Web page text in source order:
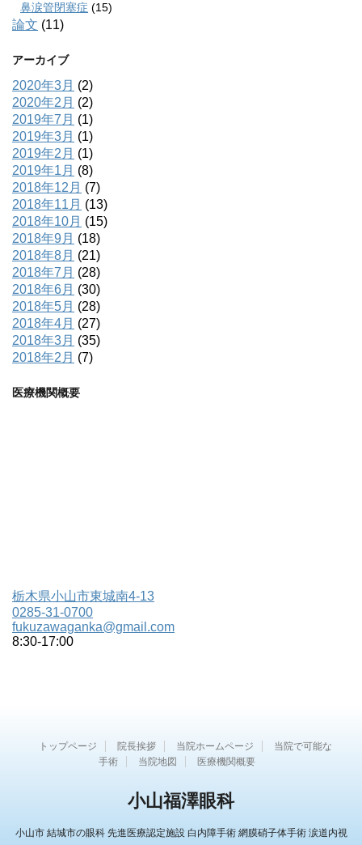
鼻涙管閉塞症 (15)
論文 (11)
アーカイブ
2020年3月 (2)
2020年2月 (2)
2019年7月 (1)
2019年3月 (1)
2019年2月 (1)
2019年1月 (8)
2018年12月 (7)
2018年11月 (13)
2018年10月 (15)
2018年9月 (18)
2018年8月 (21)
2018年7月 (28)
2018年6月 (30)
2018年5月 (28)
2018年4月 (27)
2018年3月 (35)
2018年2月 (7)
医療機関概要
栃木県小山市東城南4-13
0285-31-0700
fukuzawaganka@gmail.com
8:30-17:00
トップページ 院長挨拶 当院ホームページ
当院で可能な
手術
当院地図 医療機関概要
小山福澤眼科
小山市 結城市の眼科 先進医療認定施設 白内障手術 網膜硝子体手術 涙道内視